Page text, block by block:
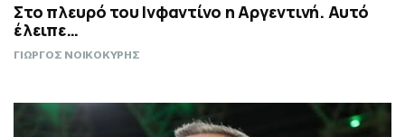
Στο πλευρό του Ινφαντίνο η Αργεντινή. Αυτό
έλειπε…
ΓΙΩΡΓΟΣ ΝΟΙΚΟΚΥΡΗΣ